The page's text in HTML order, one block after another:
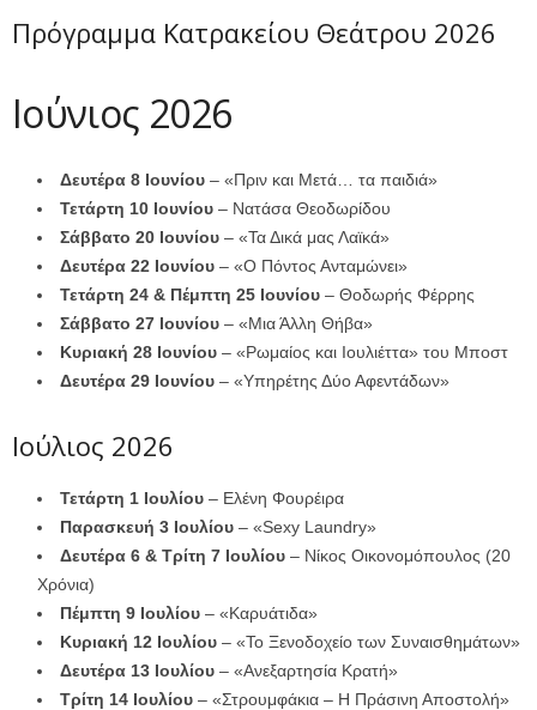
Πρόγραμμα Κατρακείου Θεάτρου 2026
Ιούνιος 2026
Δευτέρα 8 Ιουνίου – «Πριν και Μετά… τα παιδιά»
Τετάρτη 10 Ιουνίου – Νατάσα Θεοδωρίδου
Σάββατο 20 Ιουνίου – «Τα Δικά μας Λαϊκά»
Δευτέρα 22 Ιουνίου – «Ο Πόντος Ανταμώνει»
Τετάρτη 24 & Πέμπτη 25 Ιουνίου – Θοδωρής Φέρρης
Σάββατο 27 Ιουνίου – «Μια Άλλη Θήβα»
Κυριακή 28 Ιουνίου – «Ρωμαίος και Ιουλιέττα» του Μποστ
Δευτέρα 29 Ιουνίου – «Υπηρέτης Δύο Αφεντάδων»
Ιούλιος 2026
Τετάρτη 1 Ιουλίου – Ελένη Φουρέιρα
Παρασκευή 3 Ιουλίου – «Sexy Laundry»
Δευτέρα 6 & Τρίτη 7 Ιουλίου – Νίκος Οικονομόπουλος (20
Χρόνια)
Πέμπτη 9 Ιουλίου – «Καρυάτιδα»
Κυριακή 12 Ιουλίου – «Το Ξενοδοχείο των Συναισθημάτων»
Δευτέρα 13 Ιουλίου – «Ανεξαρτησία Κρατή»
Τρίτη 14 Ιουλίου – «Στρουμφάκια – Η Πράσινη Αποστολή»